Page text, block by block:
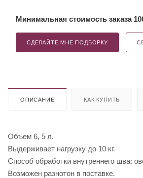
Минимальная стоимость заказа
СДЕЛАЙТЕ МНЕ ПОДБОРКУ
ОПИСАНИЕ КАК КУПИТЬ
Объем 6, 5 л.
Выдерживает нагрузку до 10 кг.
Способ обработки внутреннего шва:
Возможен разнотон в поставке.